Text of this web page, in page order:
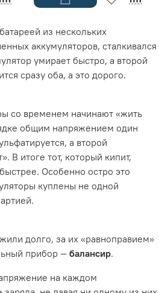
из нескольких
аккумуляторов, сталкивался
умирает быстро, а второй
сразу оба, а это дорого.
со временем начинают «жить
общим напряжением один
а второй
В итоге тот, который кипит,
Особенно остро это
куплены не одной
.
долго, за их «равноправием»
прибор — балансир.
на каждом